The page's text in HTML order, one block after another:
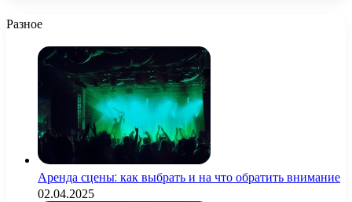
Разное
Аренда сцены: как выбрать и на что обратить внимание
02.04.2025